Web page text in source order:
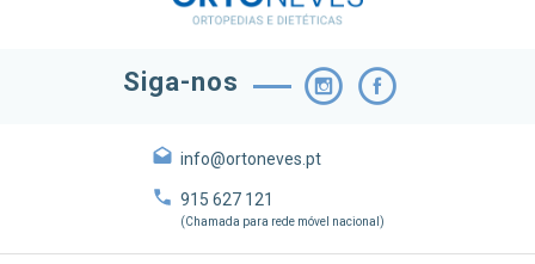
Siga-nos
info@ortoneves.pt
915 627 121
(Chamada para rede móvel nacional)